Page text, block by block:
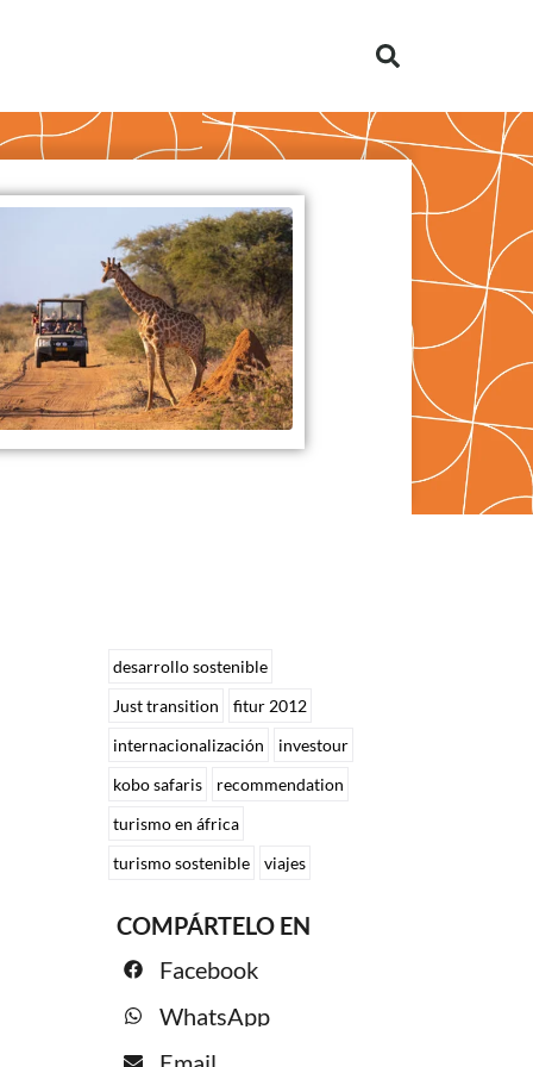
desarrollo sostenible
Just transition
fitur 2012
internacionalización
investour
kobo safaris
recommendation
turismo en áfrica
turismo sostenible
viajes
COMPÁRTELO EN
Facebook
WhatsApp